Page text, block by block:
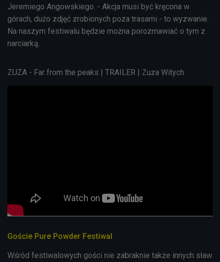
Jeremiego Angowskiego. - Akcja musi być kręcona w
górach, dużo zdjęć zrobionych poza trasami - to wyzwanie.
Na naszym festiwalu będzie można porozmawiać o tym z
narciarką.
ZUZA - Far from the peaks | TRAILER | Zuza Witych
Goście Pure Powder Festiwal
Wśród festiwalowych gości nie zabraknie także innych sław